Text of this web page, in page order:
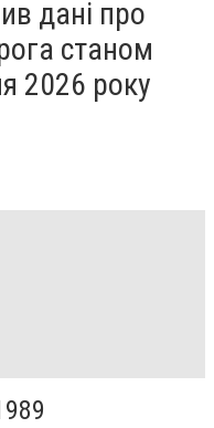
дані про
станом
2026 року